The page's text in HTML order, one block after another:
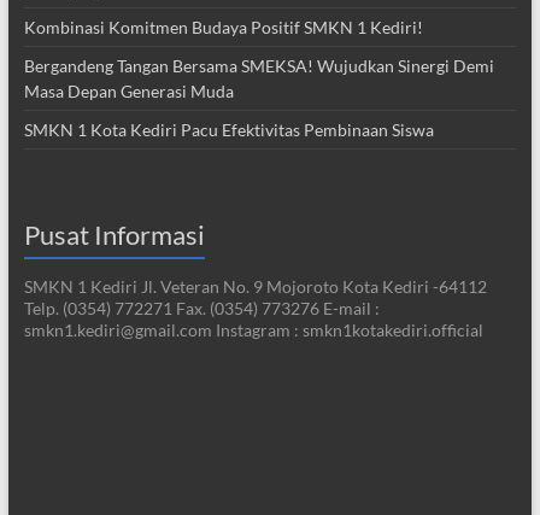
Kombinasi Komitmen Budaya Positif SMKN 1 Kediri!
Bergandeng Tangan Bersama SMEKSA! Wujudkan Sinergi Demi
Masa Depan Generasi Muda
SMKN 1 Kota Kediri Pacu Efektivitas Pembinaan Siswa
Pusat Informasi
SMKN 1 Kediri Jl. Veteran No. 9 Mojoroto Kota Kediri -64112
Telp. (0354) 772271 Fax. (0354) 773276 E-mail :
smkn1.kediri@gmail.com Instagram : smkn1kotakediri.official